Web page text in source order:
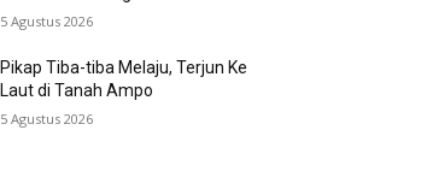
5 Agustus 2026
Pikap Tiba-tiba Melaju, Terjun Ke
Laut di Tanah Ampo
5 Agustus 2026